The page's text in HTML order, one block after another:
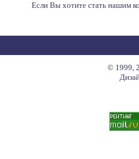
Если Вы хотите стать нашим
© 1999,